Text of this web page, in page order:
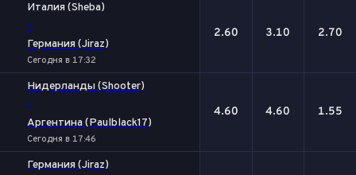
Италия (Sheba)
-
Германия (Jiraz)
Сегодня в 17:32
2.60 3.10 2.70
Нидерланды (Shooter)
-
Аргентина (Paulblack17)
Сегодня в 17:46
4.60 4.60 1.55
Германия (Jiraz)